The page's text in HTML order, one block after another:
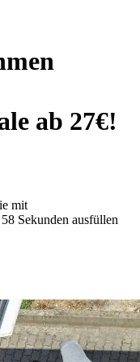
ab 27€!
mit
Sekunden ausfüllen